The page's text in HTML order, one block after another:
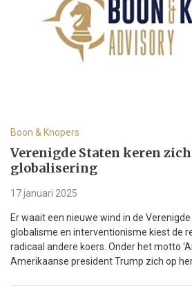
Boon & Knopers
Verenigde Staten keren
globalisering
17 januari 2025
Er waait een nieuwe wind in de
globalisme en interventionisme kiest de
radicaal andere koers. Onder het motto
Amerikaanse president Trump zich op